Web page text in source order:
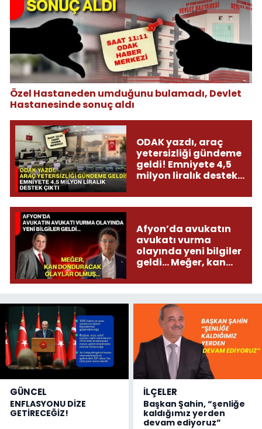
Özel Hastaneden umduğunu bulamadı, Devlet
Hastanesinde sonuç aldı
ODAK yazdı, araç
yetersizliği gündeme
geldi! Emniyete 4,5
milyon liralık destek
Afyon’da avukatın
avukatı vurma
olayında yeni bilgiler
geldi... Meğer, kan
olmuş...
GÜNCEL
ENFLASYONU DİZE
GETİRECEĞİZ!
İLÇELER
Başkan Şahin, “şenliğe
kaldığımız yerden
devam ediyoruz”